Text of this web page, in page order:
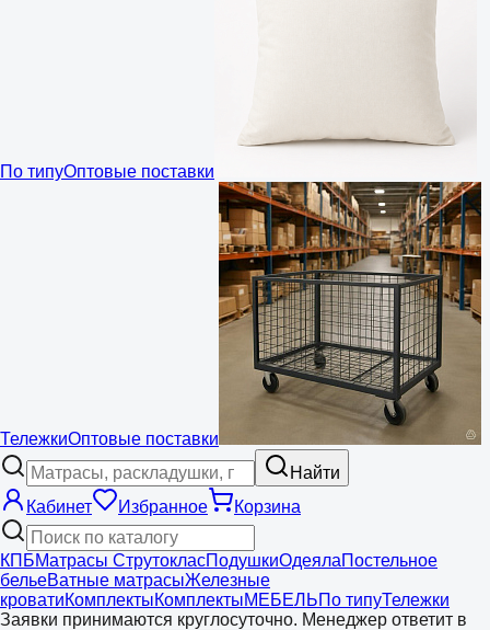
По типуОптовые поставки
ТележкиОптовые поставки
Найти
Кабинет
Избранное Корзина
КПБМатрасы СтрутокласПодушкиОдеялаПостельное
бельеВатные матрасыЖелезные
кроватиКомплектыКомплектыМЕБЕЛЬПо типуТележки
Заявки принимаются круглосуточно. Менеджер ответит в